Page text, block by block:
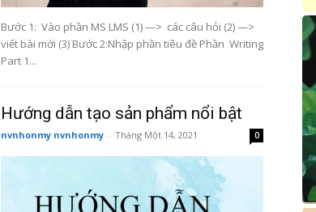
Bước 1: Vào phần MS LMS (1) —> các câu hỏi (2) —>
viết bài mới (3) Bước 2:Nhập phần tiêu đề Phần Writing
Part 1...
Hướng dẫn tạo sản phẩm nổi bật
nvnhonmy nvnhonmy - Tháng Một 14, 2021 0